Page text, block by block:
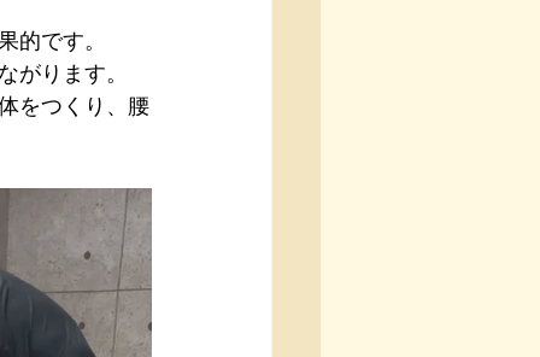
的です。
がります。
をつくり、腰